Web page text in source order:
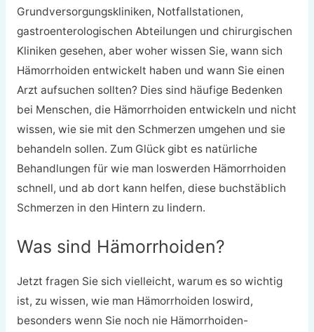
Grundversorgungskliniken, Notfallstationen,
gastroenterologischen Abteilungen und chirurgischen
Kliniken gesehen, aber woher wissen Sie, wann sich
Hämorrhoiden entwickelt haben und wann Sie einen
Arzt aufsuchen sollten? Dies sind häufige Bedenken
bei Menschen, die Hämorrhoiden entwickeln und nicht
wissen, wie sie mit den Schmerzen umgehen und sie
behandeln sollen. Zum Glück gibt es natürliche
Behandlungen für wie man loswerden Hämorrhoiden
schnell, und ab dort kann helfen, diese buchstäblich
Schmerzen in den Hintern zu lindern.
Was sind Hämorrhoiden?
Jetzt fragen Sie sich vielleicht, warum es so wichtig
ist, zu wissen, wie man Hämorrhoiden loswird,
besonders wenn Sie noch nie Hämorrhoiden-